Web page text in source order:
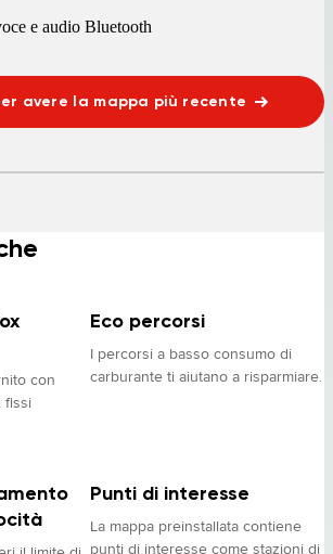
e audio Bluetooth
avere la mappa più recente
con
fissi
Eco percorsi
I percorsi a basso consumo di
carburante ti aiutano a risparmiare.
Punti di interesse
La mappa preinstallata contiene
punti di interesse come stazioni di